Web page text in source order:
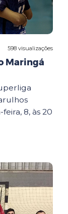
598 visualizações
Maringá
8, às 20